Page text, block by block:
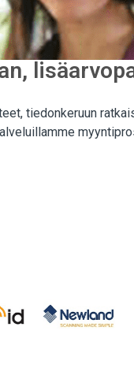
tiedonkeruun